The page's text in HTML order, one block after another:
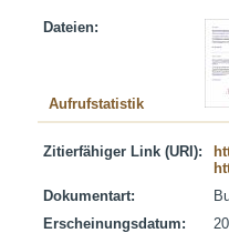
Dateien:
Aufrufstatistik
Zitierfähiger Link (URI):
Dokumentart:
Erscheinungsdatum: